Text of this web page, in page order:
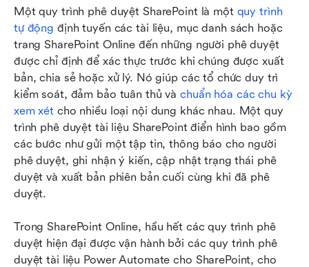
Một quy trình phê duyệt SharePoint là một quy trình
tự động định tuyến các tài liệu, mục danh sách hoặc
trang SharePoint Online đến những người phê duyệt
được chỉ định để xác thực trước khi chúng được xuất
bản, chia sẻ hoặc xử lý. Nó giúp các tổ chức duy trì
kiểm soát, đảm bảo tuân thủ và chuẩn hóa các chu kỳ
xem xét cho nhiều loại nội dung khác nhau. Một quy
trình phê duyệt tài liệu SharePoint điển hình bao gồm
các bước như gửi một tập tin, thông báo cho người
phê duyệt, ghi nhận ý kiến, cập nhật trạng thái phê
duyệt và xuất bản phiên bản cuối cùng khi đã phê
duyệt.
Trong SharePoint Online, hầu hết các quy trình phê
duyệt hiện đại được vận hành bởi các quy trình phê
duyệt tài liệu Power Automate cho SharePoint, cho